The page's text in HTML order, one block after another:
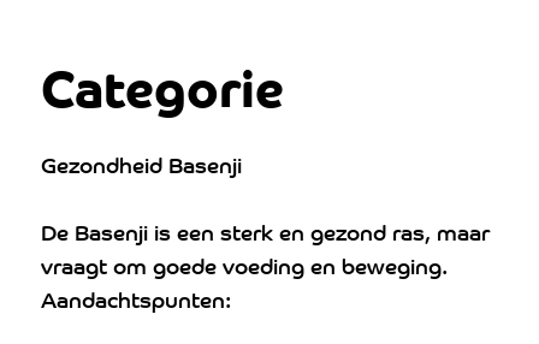
Categorie
Gezondheid Basenji
De Basenji is een sterk en gezond ras, maar
vraagt om goede voeding en beweging.
Aandachtspunten: